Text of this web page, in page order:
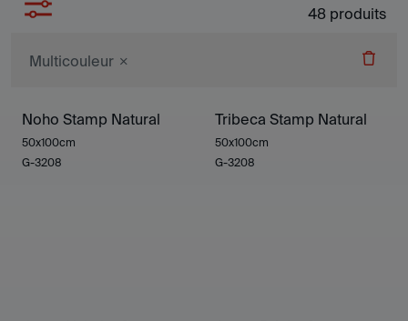
48 produits
Multicouleur
Noho Stamp Natural
50x100cm
G-3208
Tribeca Stamp Natural
50x100cm
G-3208